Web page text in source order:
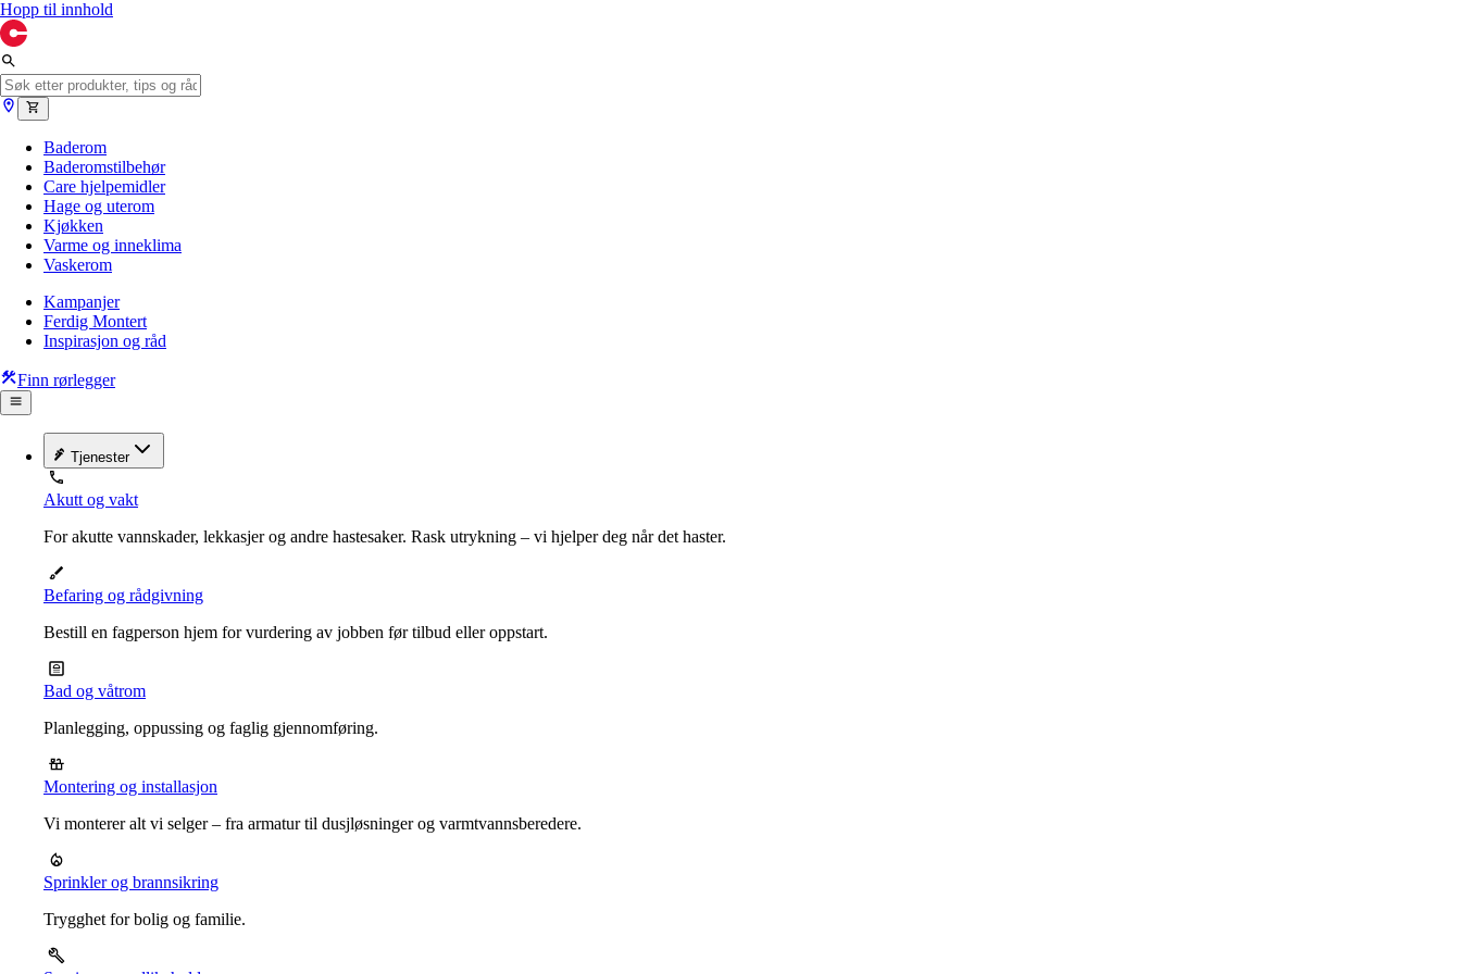
Hopp til innhold
Baderom
Baderomstilbehør
Care hjelpemidler
Hage og uterom
Kjøkken
Varme og inneklima
Vaskerom
Kampanjer
Ferdig Montert
Inspirasjon og råd
Finn rørlegger
Tjenester
Akutt og vakt
For akutte vannskader, lekkasjer og andre hastesaker. Rask utrykning – vi hjelper deg når det haster.
Befaring og rådgivning
Bestill en fagperson hjem for vurdering av jobben før tilbud eller oppstart.
Bad og våtrom
Planlegging, oppussing og faglig gjennomføring.
Montering og installasjon
Vi monterer alt vi selger – fra armatur til dusjløsninger og varmtvannsberedere.
Sprinkler og brannsikring
Trygghet for bolig og familie.